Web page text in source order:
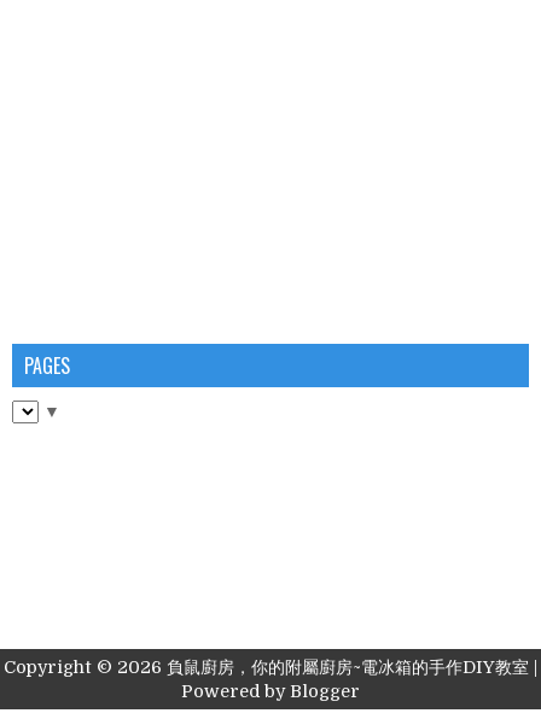
PAGES
▼
Copyright © 2026 負鼠廚房，你的附屬廚房~電冰箱的手作DIY教室
Powered byBlogger